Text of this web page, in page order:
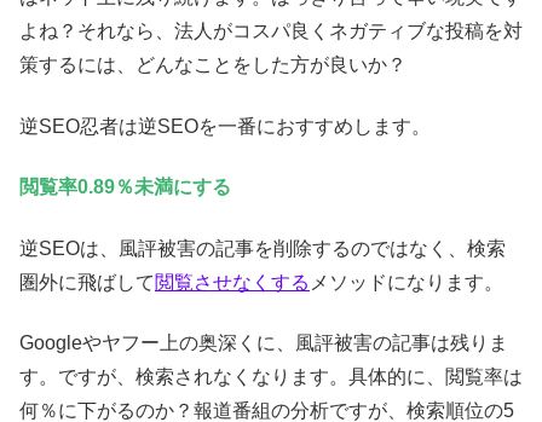
よね？それなら、法人がコスパ良くネガティブな投稿を対
策するには、どんなことをした方が良いか？
逆SEO忍者は逆SEOを一番におすすめします。
閲覧率0.89％未満にする
逆SEOは、風評被害の記事を削除するのではなく、検索
圏外に飛ばして閲覧させなくする メソッドになります。
Googleやヤフー上の奥深くに、風評被害の記事は残りま
す。ですが、検索されなくなります。具体的に、閲覧率は
何％に下がるのか？報道番組の分析ですが、検索順位の5